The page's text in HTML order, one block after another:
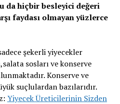
da hiçbir besleyici değeri
faydası olmayan yüzlerce
şekerli yiyecekler
sosları ve konserve
Konserve ve
suçlulardan bazılarıdır.
Yiyecek Üreticilerinin Sizden